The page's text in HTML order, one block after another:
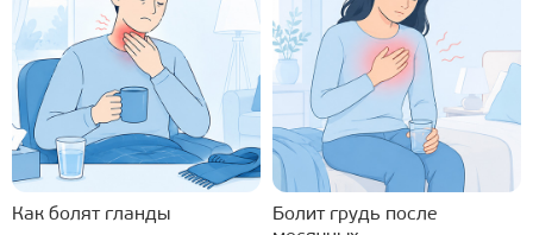
Как болят гланды
Болит грудь после